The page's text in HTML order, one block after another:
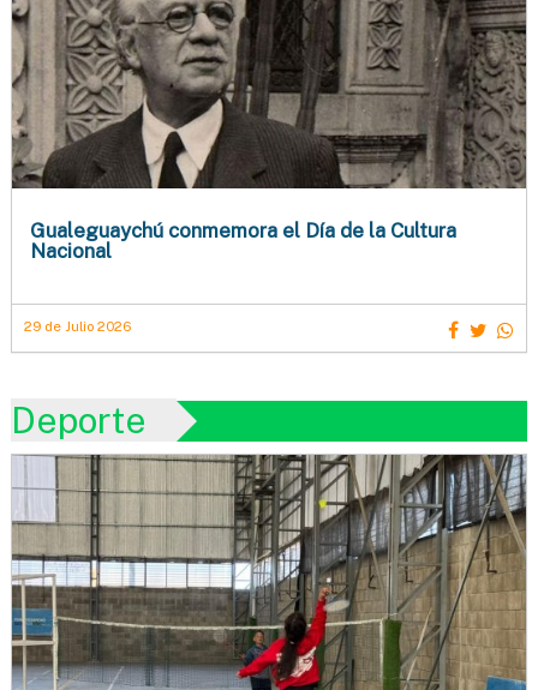
Gualeguaychú conmemora el Día de la Cultura
Nacional
29 de Julio 2026
Deporte